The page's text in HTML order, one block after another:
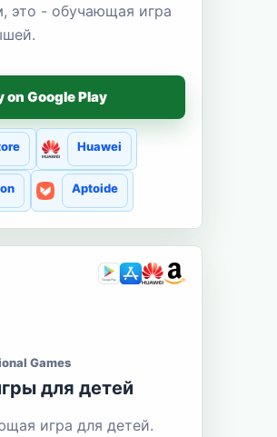
это - обучающая игра
on Google Play
Huawei
Aptoide
Games
для детей
игра для детей.